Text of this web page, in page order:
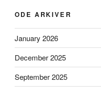
ODE ARKIVER
January 2026
December 2025
September 2025